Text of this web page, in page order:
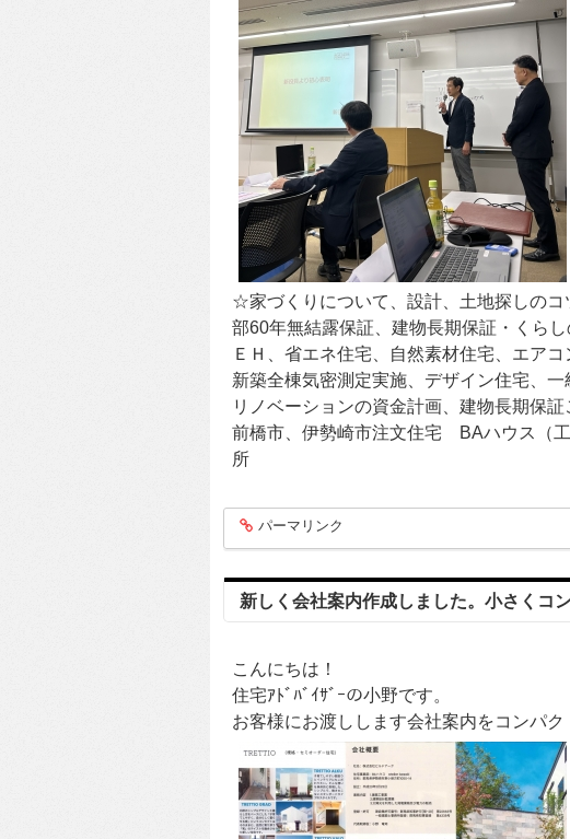
☆家づくりについて、設計、土地探しの
部60年無結露保証、建物長期保証・くら
ＥＨ、省エネ住宅、自然素材住宅、エア
新築全棟気密測定実施、デザイン住宅、
リノベーションの資金計画、建物長期保
前橋市、伊勢崎市注文住宅 BAハウス（
所
entry417
パーマリンク
新しく会社案内作成しました。小さくコ
こんにちは！
住宅ｱﾄﾞﾊﾞｲｻﾞｰの小野です。
お客様にお渡しします会社案内をコンパク